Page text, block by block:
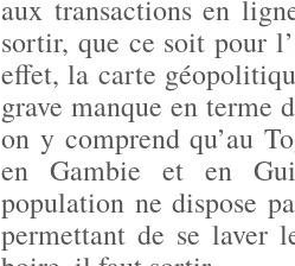
aux transactions en
sortir, que ce soit pour
effet, la carte
grave manque en terme
on y comprend qu’au
en Gambie et en
population ne dispose
permettant de se laver